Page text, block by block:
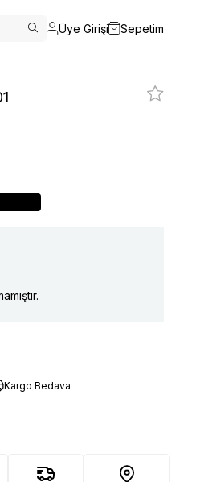
Üye Girişi Sepetim
Kargo Bedava